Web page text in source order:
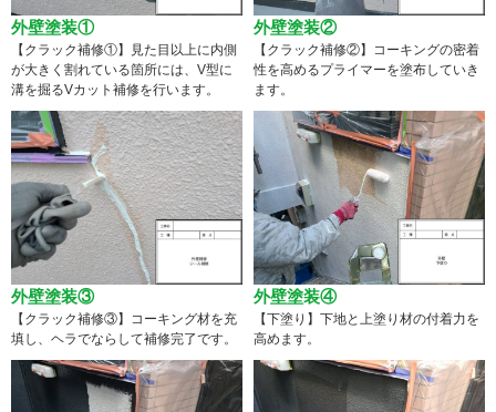
外壁塗装①
【クラック補修①】見た目以上に内側
が大きく割れている箇所には、V型に
溝を掘るVカット補修を行います。
外壁塗装②
【クラック補修②】コーキングの密着
性を高めるプライマーを塗布していき
ます。
外壁塗装③
【クラック補修③】コーキング材を充
填し、ヘラでならして補修完了です。
外壁塗装④
【下塗り】下地と上塗り材の付着力を
高めます。